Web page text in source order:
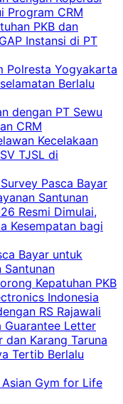
Program CRM
PKB dan
Instansi di PT
Polresta Yogyakarta
Berlalu
dengan PT Sewu
CRM
Kecelakaan
TJSL di
Pasca Bayar
Santunan
Resmi Dimulai,
Kesempatan bagi
Bayar untuk
Santunan
Kepatuhan PKB
Indonesia
RS Rajawali
Guarantee Letter
dan Karang Taruna
Tertib Berlalu
Asian Gym for Life